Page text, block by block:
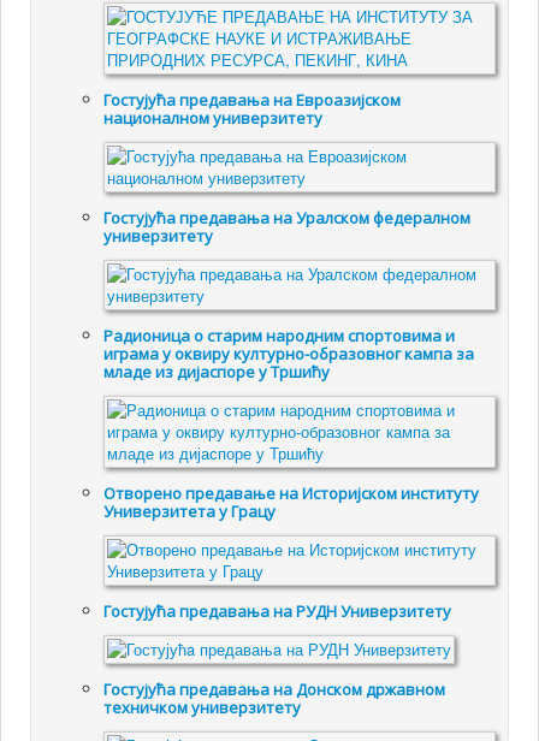
Гостујућа предавања на Евроазијском
националном универзитету
Гостујућа предавања на Уралском федералном
универзитету
Радионица о старим народним спортовима и
играма у оквиру културно-образовног кампа за
младе из дијаспоре у Тршићу
Отворено предавање на Историјском институту
Универзитета у Грацу
Гостујућa предавањa на РУДН Универзитету
Гостујућа предавања на Донском државном
техничком универзитету